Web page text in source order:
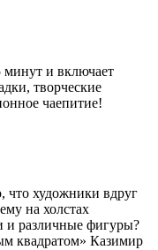
минут и включает
творческие
чаепитие!
что художники вдруг
на холстах
и различные фигуры?
квадратом» Казимир